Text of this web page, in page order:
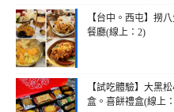
【台中。西屯】撈
餐廳(線上：2)
【試吃體驗】大黑
盒。喜餅禮盒(線上